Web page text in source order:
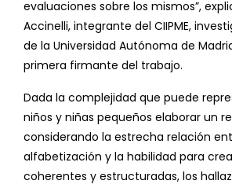
evaluaciones sobre los mismos”,
Accinelli, integrante del CIIPME,
de la Universidad Autónoma de
primera firmante del trabajo.
Dada la complejidad que puede
niños y niñas pequeños elaborar un
considerando la estrecha relación
alfabetización y la habilidad para
coherentes y estructuradas, los